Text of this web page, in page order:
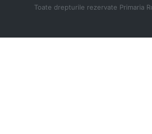
Toate drepturile rezervate Primaria